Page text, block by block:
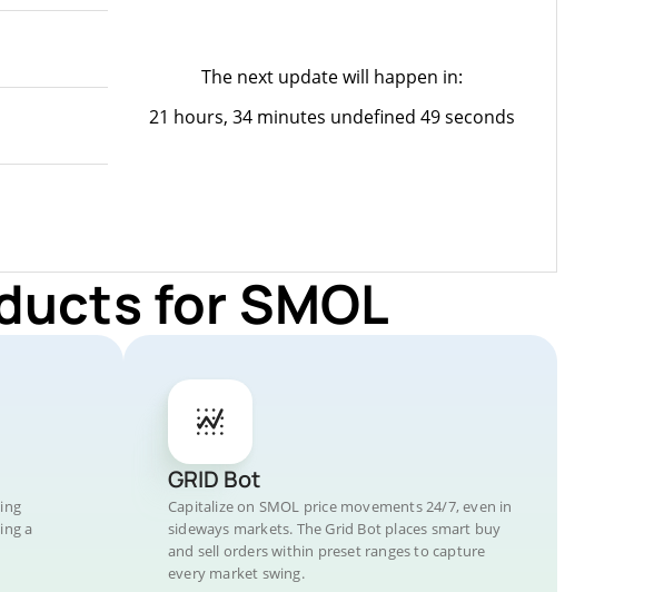
The next update will happen in:
21 hours, 34 minutes undefined 49 seconds
for SMOL
a
GRID Bot
Capitalize on SMOL price movements 24/7, even in
sideways markets. The Grid Bot places smart buy
and sell orders within preset ranges to capture
every market swing.